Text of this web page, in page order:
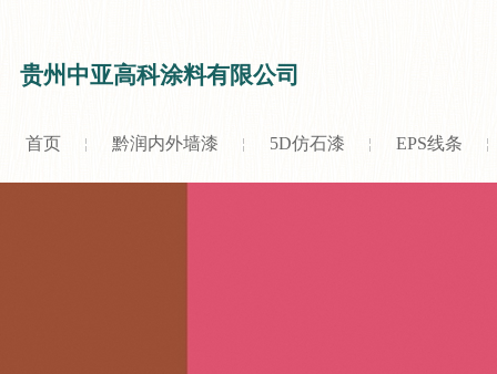
贵州中亚高科涂料有限公司
首页 黔润内外墙漆 5D仿石漆 EPS线条